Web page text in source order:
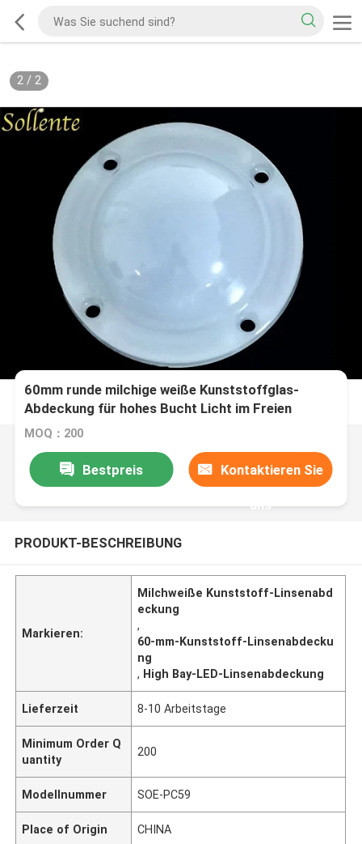
2/ 2
60mm runde milchige weiße Kunststoffglas-
Abdeckung für hohes Bucht Licht im Freien
MOQ：200
Bestpreis Kontaktieren Sie
uns
PRODUKT-BESCHREIBUNG
Markieren:
Milchweiße Kunststoff-Linsenabd
eckung
,
60-mm-Kunststoff-Linsenabdecku
ng
, High Bay-LED-Linsenabdeckung
Lieferzeit 8-10 Arbeitstage
Minimum Order Q
uantity
200
Modellnummer SOE-PC59
Place of Origin CHINA